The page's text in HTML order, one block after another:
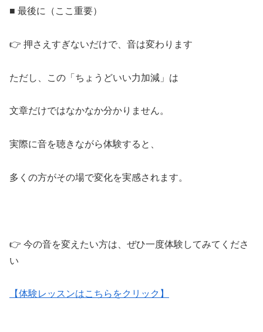
■ 最後に（ここ重要）
👉 押さえすぎないだけで、音は変わります
ただし、この「ちょうどいい力加減」は
文章だけではなかなか分かりません。
実際に音を聴きながら体験すると、
多くの方がその場で変化を実感されます。
👉 今の音を変えたい方は、ぜひ一度体験してみてくださ
い
【体験レッスンはこちらをクリック】